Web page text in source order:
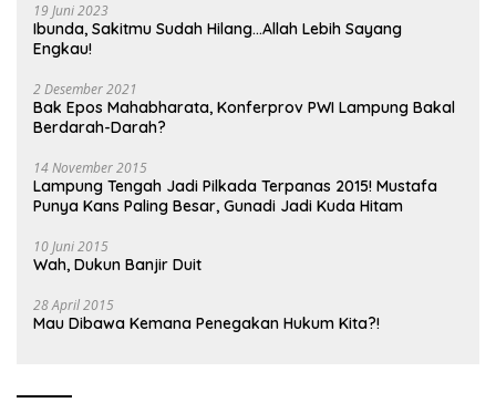
19 Juni 2023
Ibunda, Sakitmu Sudah Hilang…Allah Lebih Sayang
Engkau!
2 Desember 2021
Bak Epos Mahabharata, Konferprov PWI Lampung Bakal
Berdarah-Darah?
14 November 2015
Lampung Tengah Jadi Pilkada Terpanas 2015! Mustafa
Punya Kans Paling Besar, Gunadi Jadi Kuda Hitam
10 Juni 2015
Wah, Dukun Banjir Duit
28 April 2015
Mau Dibawa Kemana Penegakan Hukum Kita?!